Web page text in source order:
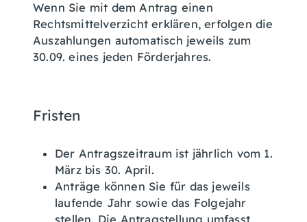
Wenn Sie mit dem Antrag einen
Rechtsmittelverzicht erklären, erfolgen die
Auszahlungen automatisch jeweils zum
30.09. eines jeden Förderjahres.
Fristen
Der Antragszeitraum ist jährlich vom 1.
März bis 30. April.
Anträge können Sie für das jeweils
laufende Jahr sowie das Folgejahr
stellen. Die Antragstellung umfasst